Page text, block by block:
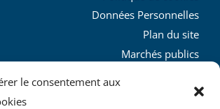
le consentement aux
Données Personnelles
Plan du site
Marchés publics
L’agglo recrute